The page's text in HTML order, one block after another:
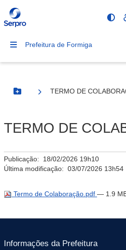
Prefeitura de Formiga
Botão Menu
TERMO DE
TERMO DE
Publicação: 18/02/2026 19h10
Última modificação: 03/07/2026 13h54
Termo de Colaboração.pdf — 1.9
Informações da Prefeitura